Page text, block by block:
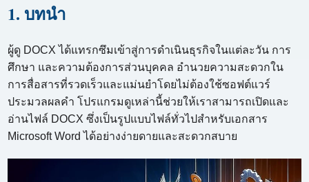
1. บทนำ
ผู้ดู DOCX ได้แทรกซึมเข้าสู่การดำเนินธุรกิจในแต่ละวัน การ
ศึกษา และความต้องการส่วนบุคคล อำนวยความสะดวกใน
การสื่อสารที่รวดเร็วและแม่นยำโดยไม่ต้องใช้ซอฟต์แวร์
ประมวลผลคำ โปรแกรมดูเหล่านี้ช่วยให้เราสามารถเปิดและ
อ่านไฟล์ DOCX ซึ่งเป็นรูปแบบไฟล์ทั่วไปสำหรับเอกสาร
Microsoft Word ได้อย่างง่ายดายและสะดวกสบาย